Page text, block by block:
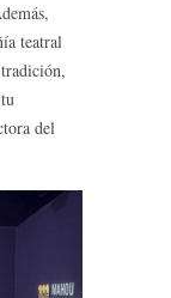
teatral
del